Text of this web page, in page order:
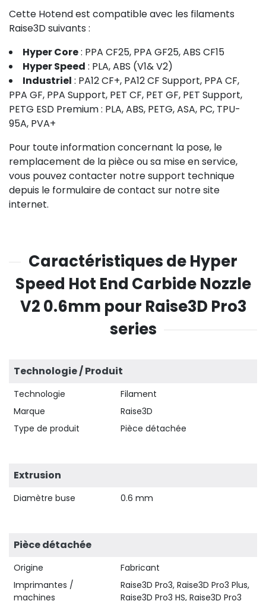
Cette Hotend est compatible avec les filaments
Raise3D suivants :
Hyper Core: PPA CF25, PPA GF25, ABS CF15
Hyper Speed : PLA, ABS (V1& V2)
Industriel : PA12 CF+, PA12 CF Support, PPA CF,
PPA GF, PPA Support, PET CF, PET GF, PET Support,
PETG ESD Premium : PLA, ABS, PETG, ASA, PC, TPU-
95A, PVA+
Pour toute information concernant la pose, le
remplacement de la pièce ou sa mise en service,
vous pouvez contacter notre support technique
depuis le formulaire de contact sur notre site
internet.
Caractéristiques de Hyper
Speed Hot End Carbide Nozzle
V2 0.6mm pour Raise3D Pro3
series
Technologie / Produit
Technologie
Filament
Marque
Raise3D
Type de produit
Pièce détachée
Extrusion
Diamètre buse 0.6 mm
Pièce détachée
Origine
Fabricant
Imprimantes /
machines
Raise3D Pro3, Raise3D Pro3 Plus,
Raise3D Pro3 HS, Raise3D Pro3